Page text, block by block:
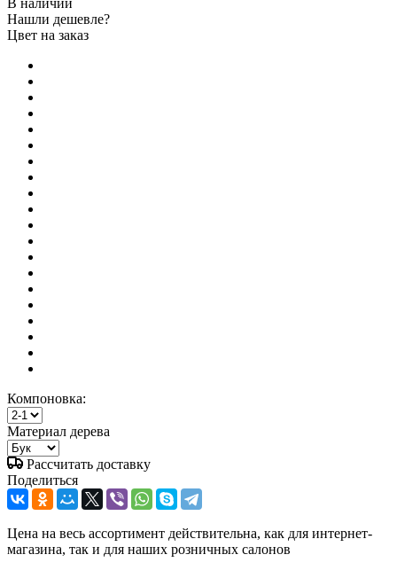
Нашли дешевле?
Цвет на заказ
Компоновка:
Материал дерева
Рассчитать доставку
Поделиться
Цена на весь ассортимент действительна, как для интернет-
магазина, так и для наших розничных салонов